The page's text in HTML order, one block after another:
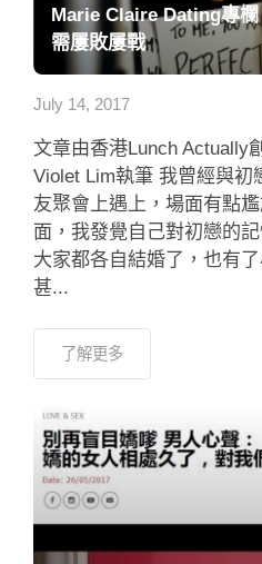
Marie Claire Dating專
需屢敗屢戰
July 14, 2017
文章由香港Lunch Actually
Violet Lim執筆 我曾經與初
友聚會上遇上，場面有點
面，我發覺自己對初戀的
大家都各自結婚了，也有
甚...
了解更多